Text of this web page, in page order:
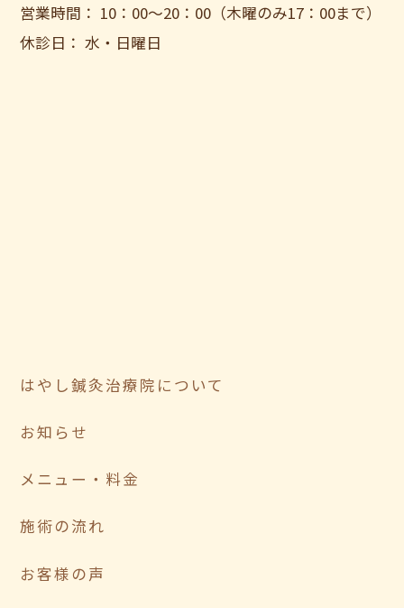
営業時間： 10：00〜20：00（木曜のみ17：00まで）
休診日： 水・日曜日
はやし鍼灸治療院について
お知らせ
メニュー・料金
施術の流れ
お客様の声